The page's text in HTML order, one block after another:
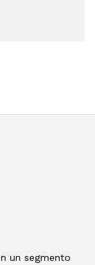
un segmento